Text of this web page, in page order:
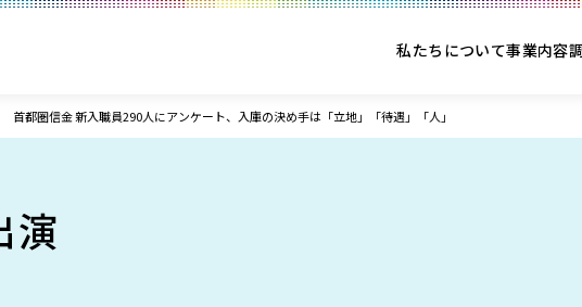
私たちについて事業内容
首都圏信金 新入職員290人にアンケート、入庫の決め手は「立地」「待遇」「人」
演